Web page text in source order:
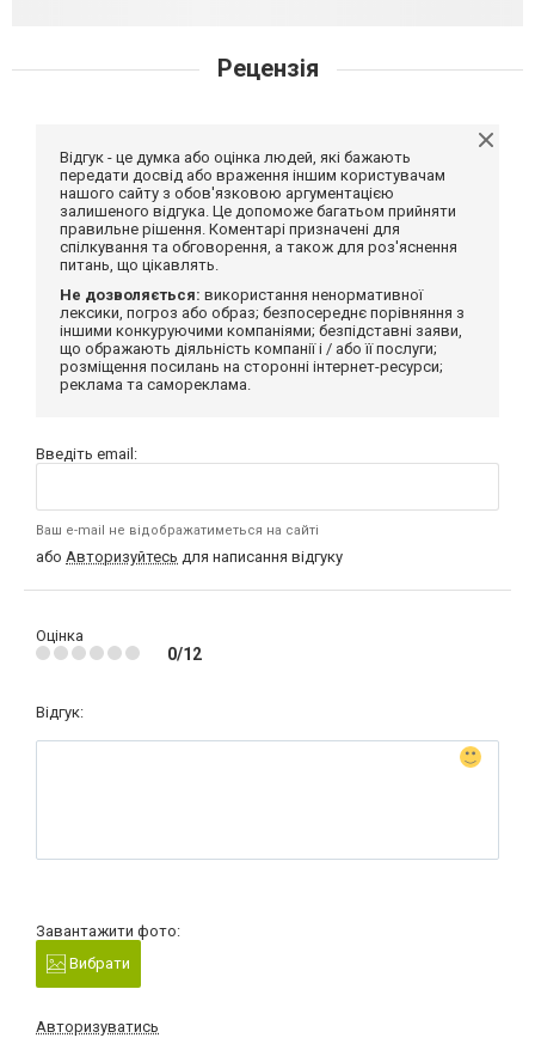
Рецензія
Відгук - це думка або оцінка людей, які бажають
передати досвід або враження іншим користувачам
нашого сайту з обов'язковою аргументацією
залишеного відгука. Це допоможе багатьом прийняти
правильне рішення. Коментарі призначені для
спілкування та обговорення, а також для роз'яснення
питань, що цікавлять.
Не дозволяється: використання ненормативної
лексики, погроз або образ; безпосереднє порівняння з
іншими конкуруючими компаніями; безпідставні заяви,
що ображають діяльність компанії і / або її послуги;
розміщення посилань на сторонні інтернет-ресурси;
реклама та самореклама.
Введіть email:
Ваш e-mail не відображатиметься на сайті
або Авторизуйтесь для написання відгуку
Оцінка
0/12
Відгук:
Завантажити фото:
Вибрати
Авторизуватись